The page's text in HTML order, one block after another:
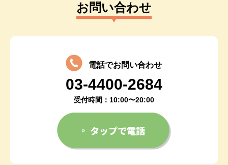
お問い合わせ
電話でお問い合わせ
03-4400-2684
受付時間：10:00〜20:00